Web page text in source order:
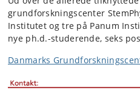
grundforskningscenter
Institutet og tre på Panum
nye ph.d.-studerende, seks
Danmarks